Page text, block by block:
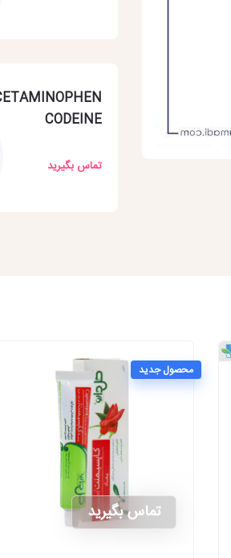
CODEINE
تماس بگیرید
محصول جدید
تماس بگیرید